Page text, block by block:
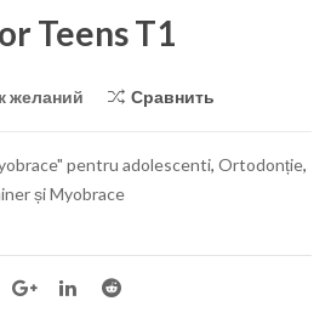
Teens T1
желаний Сравнить
pentru adolescenti, Ortodonție,
și Myobrace
Bluza medicala dama, stretch, Cherokee
550,00MDL
Folii termoformare Zendura AT 0.38mm